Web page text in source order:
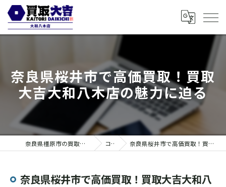
奈良県桜井市で高価買取！買取
大吉大和八木店の魅力に迫る
奈良県橿原市の買取なら買取大吉 大和八木店 コラム 奈良県桜井市で高価買取！買取大吉大和八木店の魅力に迫る
奈良県桜井市で高価買取！買取大吉大和八